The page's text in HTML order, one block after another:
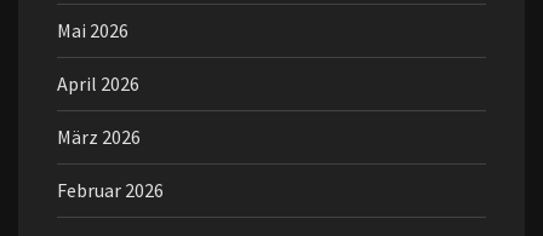
Mai 2026
April 2026
März 2026
Februar 2026